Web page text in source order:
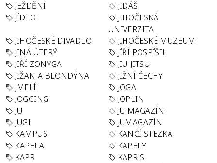
JEŽDĚNÍ
JIDÁŠ
JÍDLO
JIHOČESKÁ
UNIVERZITA
JIHOČESKÉ DIVADLO
JIHOČESKÉ MUZEUM
JINÁ ÚTERÝ
JÍŘÍ POSPÍŠIL
JIŘÍ ZONYGA
JIU-JITSU
JIŽAN A BLONDÝNA
JIŽNÍ ČECHY
JMELÍ
JOGA
JOGGING
JOPLIN
JU
JU MAGAZÍN
JUGI
JUMAGAZÍN
KAMPUS
KANČÍ STEZKA
KAPELA
KAPELY
KAPR
KAPR S